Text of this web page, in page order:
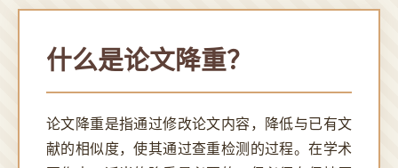
什么是论文降重？
论文降重是指通过修改论文内容，降低与已有文
献的相似度，使其通过查重检测的过程。在学术